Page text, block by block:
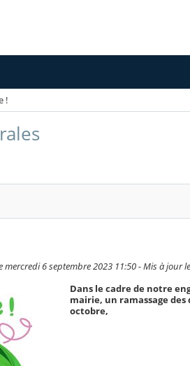
!
6 septembre 2023 11:50 - Mis à jour
Dans le cadre de notre
mairie, un ramassage
octobre,